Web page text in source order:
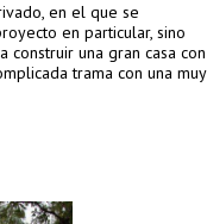
en el que se
en particular, sino
construir una gran casa con
trama con una muy